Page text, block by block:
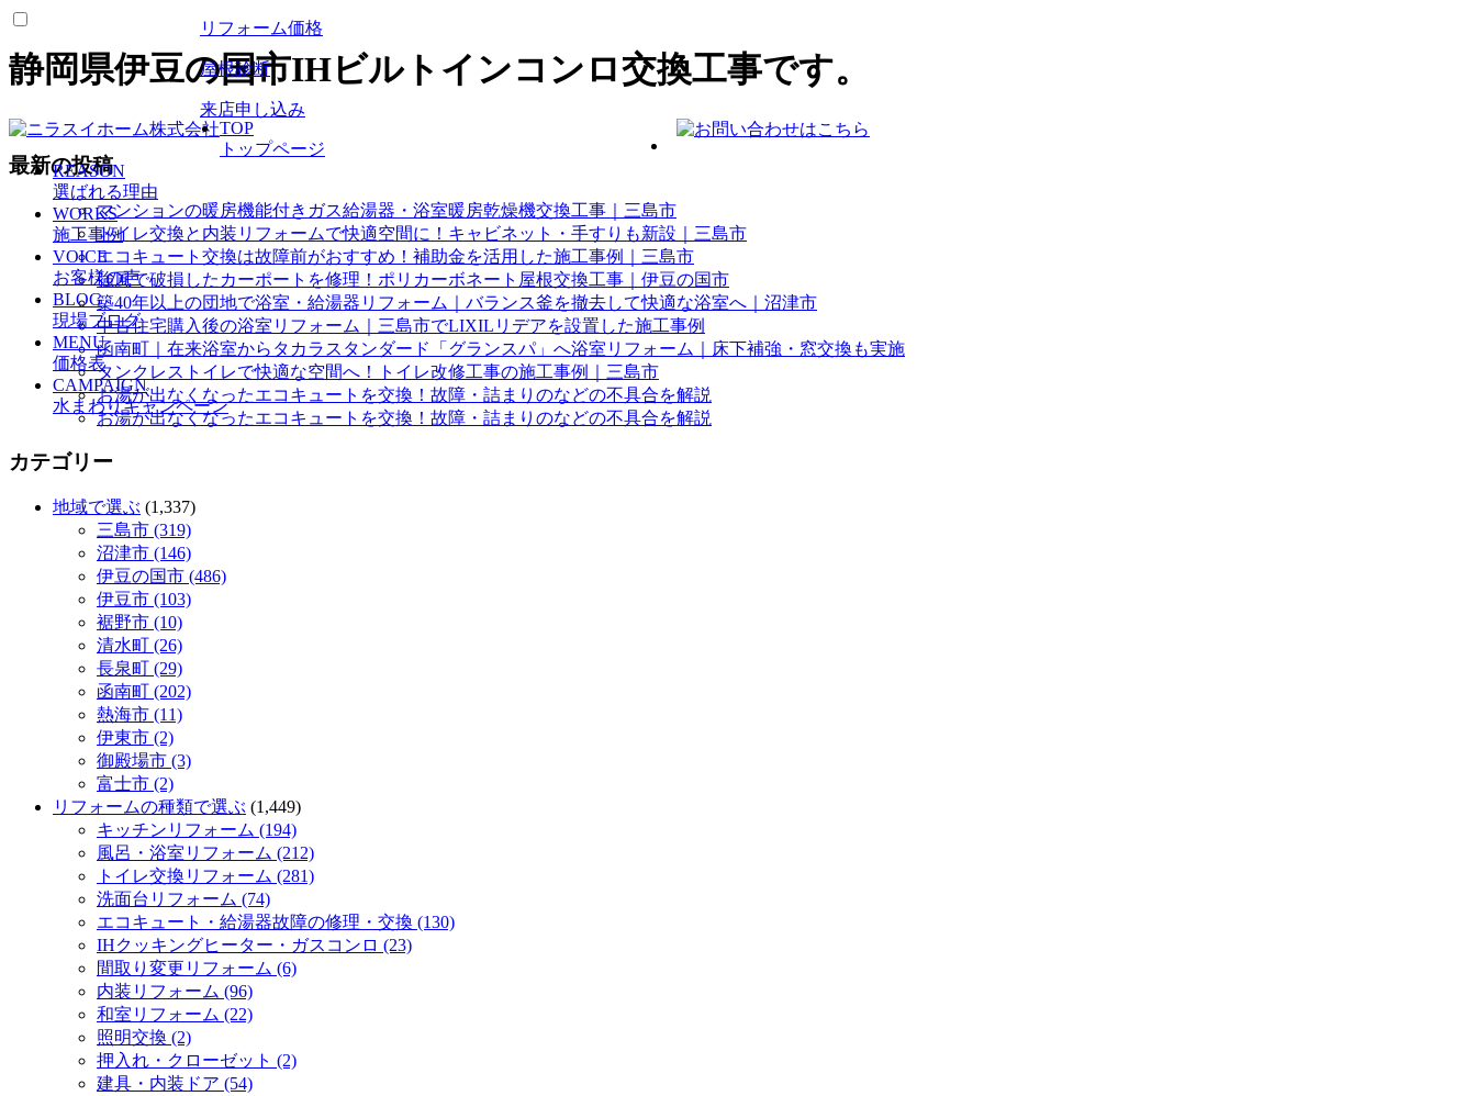
静岡県伊豆の国市IHビルトインコンロ交換工事です。
TOP
トップページ
REASON
選ばれる理由
WORKS
施工事例
VOICE
お客様の声
BLOG
現場ブログ
MENU
価格表
CAMPAIGN
水まわりキャンペーン
最新の投稿
マンションの暖房機能付きガス給湯器・浴室暖房乾燥機交換工事｜三島市
トイレ交換と内装リフォームで快適空間に！キャビネット・手すりも新設｜三島市
エコキュート交換は故障前がおすすめ！補助金を活用した施工事例｜三島市
強風で破損したカーポートを修理！ポリカーボネート屋根交換工事｜伊豆の国市
築40年以上の団地で浴室・給湯器リフォーム｜バランス釜を撤去して快適な浴室へ｜沼津市
中古住宅購入後の浴室リフォーム｜三島市でLIXILリデアを設置した施工事例
函南町｜在来浴室からタカラスタンダード「グランスパ」へ浴室リフォーム｜床下補強・窓交換も実施
タンクレストイレで快適な空間へ！トイレ改修工事の施工事例｜三島市
お湯が出なくなったエコキュートを交換！故障・詰まりのなどの不具合を解説
お湯が出なくなったエコキュートを交換！故障・詰まりのなどの不具合を解説
カテゴリー
地域で選ぶ (1,337)
三島市 (319)
沼津市 (146)
伊豆の国市 (486)
伊豆市 (103)
裾野市 (10)
清水町 (26)
長泉町 (29)
函南町 (202)
熱海市 (11)
伊東市 (2)
御殿場市 (3)
富士市 (2)
リフォームの種類で選ぶ (1,449)
キッチンリフォーム (194)
風呂・浴室リフォーム (212)
トイレ交換リフォーム (281)
洗面台リフォーム (74)
エコキュート・給湯器故障の修理・交換 (130)
IHクッキングヒーター・ガスコンロ (23)
間取り変更リフォーム (6)
内装リフォーム (96)
和室リフォーム (22)
照明交換 (2)
押入れ・クローゼット (2)
建具・内装ドア (54)
リフォーム価格
屋根診断
来店申し込み